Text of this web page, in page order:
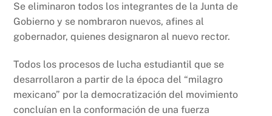
Se eliminaron todos los integrantes de la Junta de
Gobierno y se nombraron nuevos, afines al
gobernador, quienes designaron al nuevo rector.
Todos los procesos de lucha estudiantil que se
desarrollaron a partir de la época del “milagro
mexicano” por la democratización del movimiento
concluían en la conformación de una fuerza